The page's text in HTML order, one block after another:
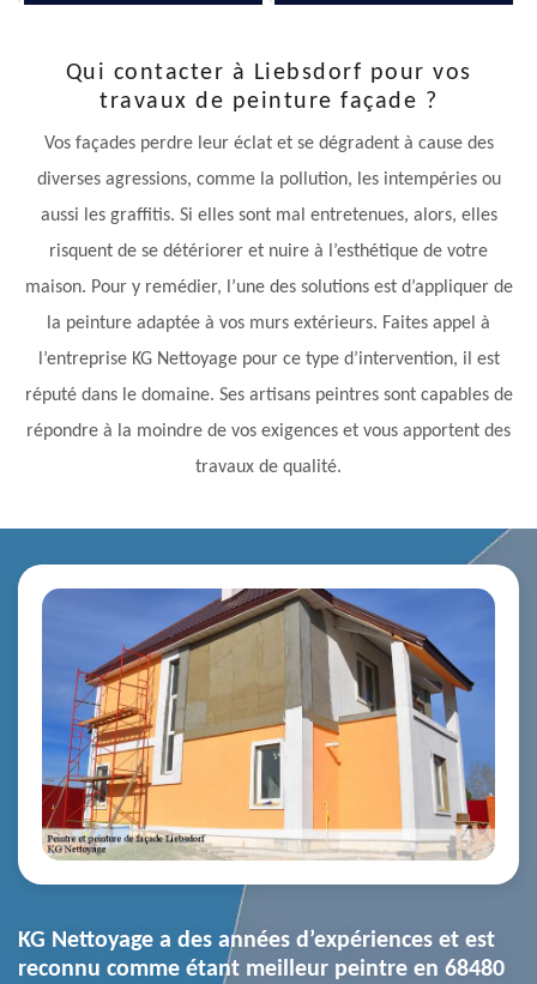
Qui contacter à Liebsdorf pour vos
travaux de peinture façade ?
Vos façades perdre leur éclat et se dégradent à cause des
diverses agressions, comme la pollution, les intempéries ou
aussi les graffitis. Si elles sont mal entretenues, alors, elles
risquent de se détériorer et nuire à l’esthétique de votre
maison. Pour y remédier, l’une des solutions est d’appliquer de
la peinture adaptée à vos murs extérieurs. Faites appel à
l’entreprise KG Nettoyage pour ce type d’intervention, il est
réputé dans le domaine. Ses artisans peintres sont capables de
répondre à la moindre de vos exigences et vous apportent des
travaux de qualité.
KG Nettoyage a des années d’expériences et est
reconnu comme étant meilleur peintre en 68480